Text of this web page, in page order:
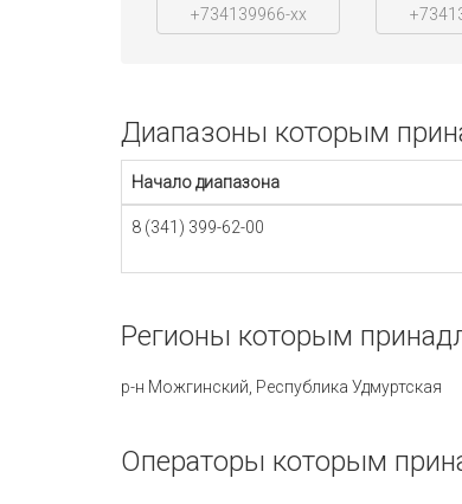
+734139966-xx
Диапазоны которым
Начало диапазона
8 (341) 399-62-00
Регионы которым
р-н Можгинский, Республика Удмуртская
Операторы которым